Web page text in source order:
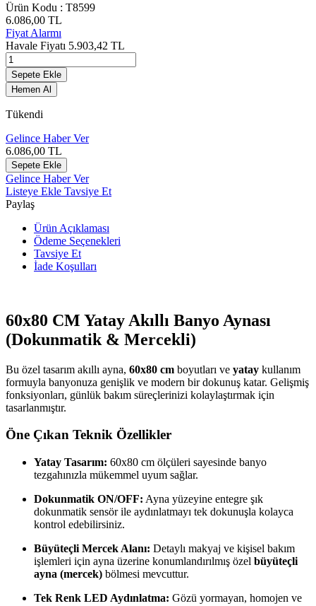
Ürün Kodu : T8599
6.086,00 TL
Fiyat Alarmı
Havale Fiyatı 5.903,42 TL
Sepete Ekle
Hemen Al
Tükendi
Gelince Haber Ver
6.086,00 TL
Sepete Ekle
Gelince Haber Ver
Listeye Ekle Tavsiye Et
Paylaş
Ürün Açıklaması
Ödeme Seçenekleri
Tavsiye Et
İade Koşulları
60x80 CM Yatay Akıllı Banyo Aynası
(Dokunmatik & Mercekli)
Bu özel tasarım akıllı ayna, 60x80 cm boyutları ve yatay kullanım
formuyla banyonuza genişlik ve modern bir dokunuş katar. Gelişmiş
fonksiyonları, günlük bakım süreçlerinizi kolaylaştırmak için
tasarlanmıştır.
Öne Çıkan Teknik Özellikler
Yatay Tasarım: 60x80 cm ölçüleri sayesinde banyo
tezgahınızla mükemmel uyum sağlar.
Dokunmatik ON/OFF: Ayna yüzeyine entegre şık
dokunmatik sensör ile aydınlatmayı tek dokunuşla kolayca
kontrol edebilirsiniz.
Büyüteçli Mercek Alanı: Detaylı makyaj ve kişisel bakım
işlemleri için ayna üzerine konumlandırılmış özel büyüteçli
ayna (mercek) bölmesi mevcuttur.
Tek Renk LED Aydınlatma: Gözü yormayan, homojen ve